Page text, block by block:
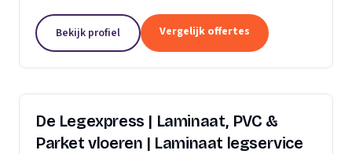
tegelzetters, vloerverwarming, onderhoud,...
Bekijk profiel Vergelijk offertes
De Legexpress | Laminaat, PVC &
Parket vloeren | Laminaat legservice